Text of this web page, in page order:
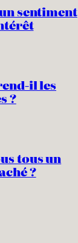
un sentiment
il les
?
tous un
?